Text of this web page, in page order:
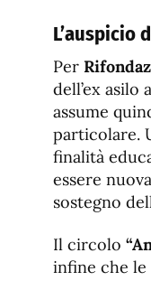
L’auspicio
Per
dell’ex asilo
assume
particolare.
finalità
essere
sostegno
Il circolo
infine che